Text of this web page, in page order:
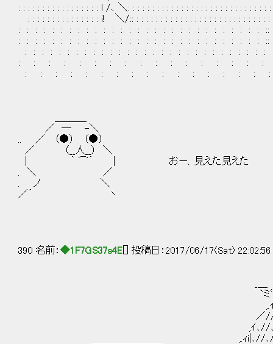
: : : : : : : : : : : : : : : : : l /､ ＼: : : : : : : : : : : : : : : : : : : : : : : : : : : : :
: : : : : : : : : : : : : : : i! ＼/:: : : : : : : : : : : : : : : : : : : : : : : : : : : : :
: : : : : : : : : : : : : : : : : : : : : : : : : : : : :
: : : : : : : : : : : : : : : : : : : : : : : : : : : : :
: : : : : : : : : : : : : : : : : : : : : : : : : : : : :
: : : : : : : : : : : : : : : : :
: : : : : : : : : : : : : : : :
／ ― -＼
.. ／ （●） （●）
／ （__人__） ＼
| ｀ ⌒´ | おー、見えた見えた
. ＼ ／
. ノ ＼
／´ ヽ
390 名前： ◆1F7GS37s4E [] 投稿日：2017/06/17(Sat)
`ミﾞヾ、
,.ｲ/､/
／//､/∧∨
,ｲ､//､//
,.ｨi|､//､